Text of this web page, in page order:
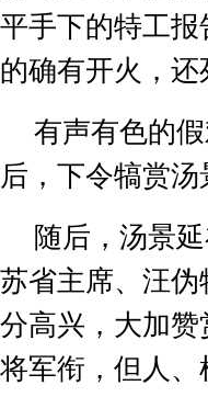
平手下的特工
的确有开火，
有声有色的
后，下令犒赏汤
随后，汤景
苏省主席、汪
分高兴，大加
将军衔，但人、